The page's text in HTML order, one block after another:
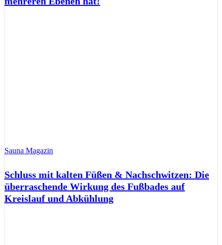
Sauna Magazin
Schluss mit kalten Füßen & Nachschwitzen: Die
überraschende Wirkung des Fußbades auf
Kreislauf und Abkühlung